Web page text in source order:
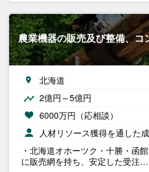
農業機器の販売及び整備、コ
北海道
2億円～5億円
6000万円（応相談）
人材リソース獲得を通した
・北海道オホーツク・十勝・函
に販売網を持ち、安定した受注…